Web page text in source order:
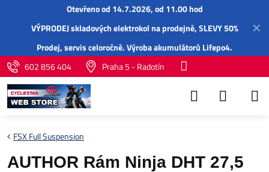
✕
Otevřeno od 14.7.2026, od 11.00 hod
VÝPRODEJ skladových elektrokol na prodejně, SLEVY 50%
Prodej,servisceloročně.Výroba akumulátorů Lifepo4.
602 856 404
Praha 5 - Radotín
FSX Full Suspension
AUTHOR Rám Ninja DHT 27,5